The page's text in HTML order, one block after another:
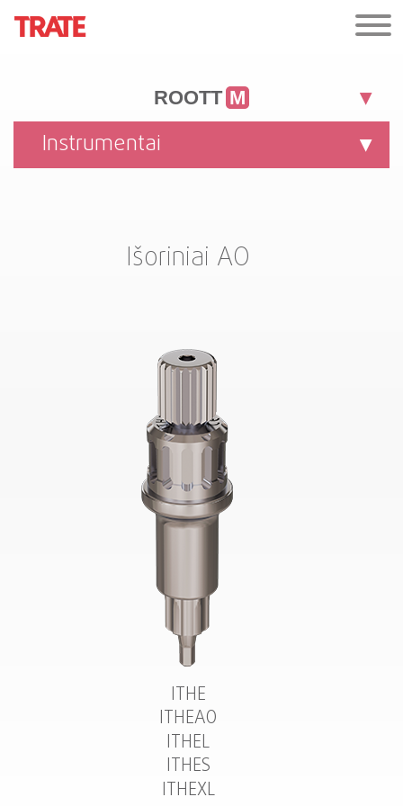
ROOTT M
Instrumentai
Išoriniai AO
ITHE
ITHEAO
ITHEL
ITHES
ITHEXL